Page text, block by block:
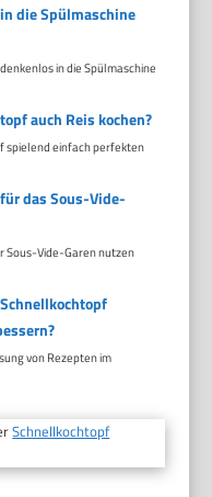
die Spülmaschine
in die Spülmaschine
auch Reis kochen?
spielend einfach perfekten
das Sous-Vide-
Sous-Vide-Garen nutzen
von Rezepten im
Schnellkochtopf